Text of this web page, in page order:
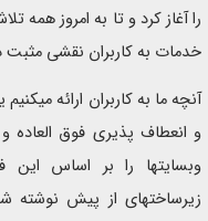
را آغاز کرد و تا به امروز همه
خدمات به کاربران نقشی مثبت
آنچه ما به کاربران ارائه
و انعطاف پذیری فوق العاده
وبسایتها را بر اساس این
زیرساختهای از پیش نوشته